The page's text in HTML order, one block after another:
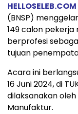
HELLOSELEB.COM
(BNSP)
149 calon pekerja
berprofesi
tujuan
Acara ini
16 Juni 2024, di
dilaksanakan oleh
Manufaktur.